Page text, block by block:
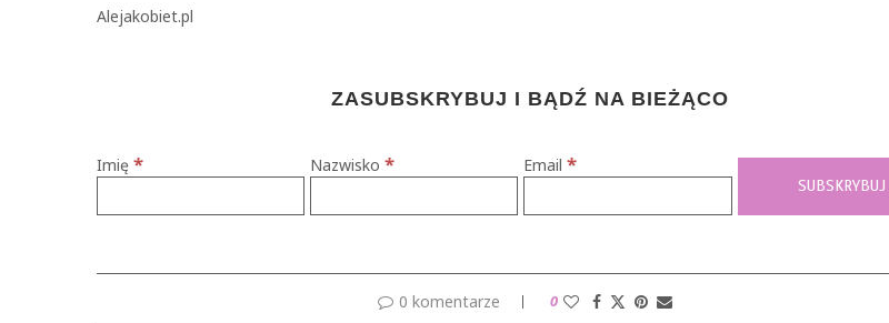
Alejakobiet.pl
ZASUBSKRYBUJ I BĄDŹ NA BIEŻĄCO
Imię * Nazwisko* Email*
0 komentarze 0